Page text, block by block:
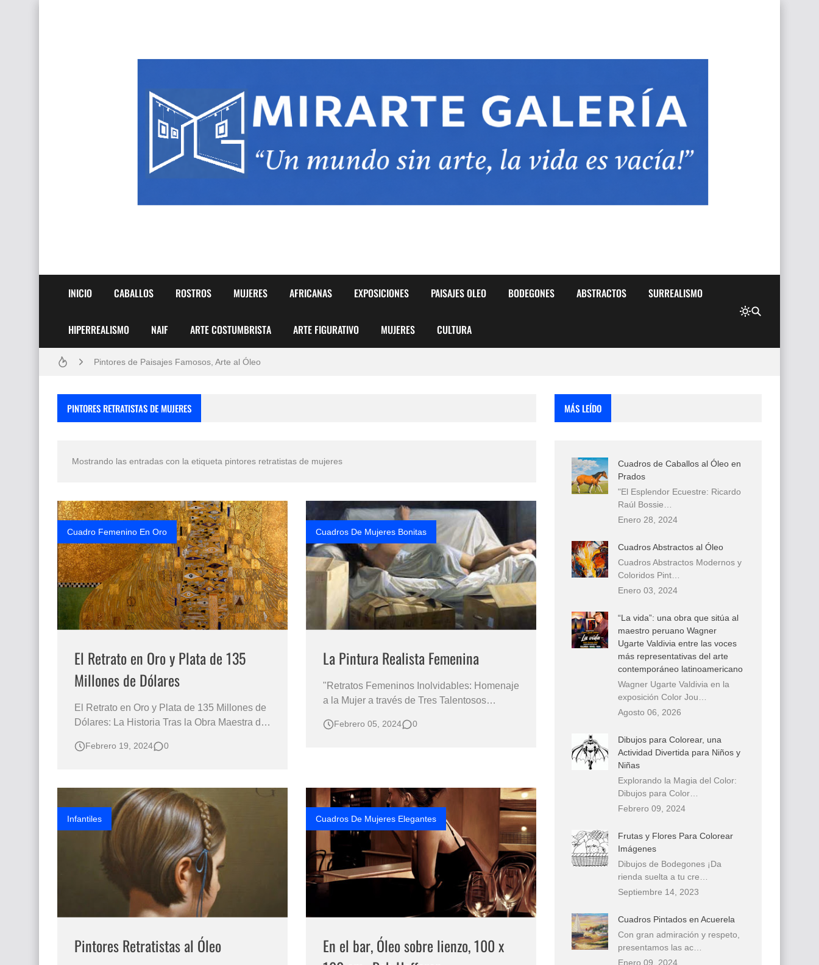
INICIO CABALLOS ROSTROS MUJERES AFRICANAS EXPOSICIONES PAISAJES OLEO BODEGONES ABSTRACTOS SURREALISMO
HIPERREALISMO NAIF ARTE COSTUMBRISTA ARTE FIGURATIVO MUJERES CULTURA
Frutas y Flores Para Colorear Imágenes
Pintores de Paisajes Famosos, Arte al Óleo
Rostros Bellos, La Perfección del Dibujo A Lápiz, Biryulina Vita
Fotos Artísticas de las Actrices de Hollywood Más Bellas del Mundo
Que significan los cuadros de negras africanas?
El mundo del arte en pintura surrealista
PINTORES RETRATISTAS DE MUJERES
Mostrando las entradas con la etiqueta pintores retratistas de mujeres
Cuadro Femenino En Oro
El Retrato en Oro y Plata de 135
Millones de Dólares
El Retrato en Oro y Plata de 135 Millones de
Dólares: La Historia Tras la Obra Maestra de
I" de Gustav Klimt, una pieza que va más allá
lucha Descubre la Fascin…
Febrero 19, 2024 0
Cuadros De Mujeres Bonitas
La Pintura Realista Femenina
"Retratos Femeninos Inolvidables: Homenaje
a la Mujer a través de Tres Talentosos
"Kike Meana, Luis de la Fuente y Ana
Febrero 05, 2024 0
Infantiles
Pintores Retratistas al Óleo
Cuadros De Mujeres Elegantes
En el bar, Óleo sobre lienzo, 100 x
MÁS LEÍDO
Cuadros de Caballos al Óleo en
Prados
"El Esplendor Ecuestre: Ricardo
Raúl Bossie…
Enero 28, 2024
Cuadros Abstractos al Óleo
Cuadros Abstractos Modernos y
Coloridos Pint…
Enero 03, 2024
“La vida”: una obra que sitúa al
maestro peruano Wagner
Ugarte Valdivia entre las voces
más representativas del arte
contemporáneo latinoamericano
Wagner Ugarte Valdivia en la
exposición Color Jou…
Agosto 06, 2026
Dibujos para Colorear, una
Actividad Divertida para Niños y
Niñas
Explorando la Magia del Color:
Dibujos para Color…
Febrero 09, 2024
Frutas y Flores Para Colorear
Imágenes
Dibujos de Bodegones ¡Da
rienda suelta a tu cre…
Septiembre 14, 2023
Cuadros Pintados en Acuerela
Con gran admiración y respeto,
presentamos las ac…
Enero 09, 2024